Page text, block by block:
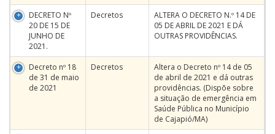
DECRETO Nº
20 DE 15 DE
JUNHO DE
2021.
Decretos
ALTERA O DECRETO N.º 14 DE
05 DE ABRIL DE 2021 E DÁ
OUTRAS PROVIDÊNCIAS.
Decreto nº 18
de 31 de maio
de 2021
Decretos
Altera o Decreto nº 14 de 05
de abril de 2021 e dá outras
providências. (Dispõe sobre
a situação de emergência em
Saúde Pública no Município
de Cajapió/MA)